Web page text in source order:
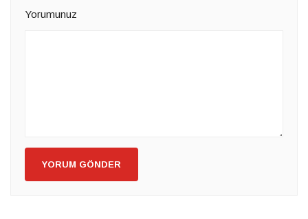
Yorumunuz
YORUM GÖNDER